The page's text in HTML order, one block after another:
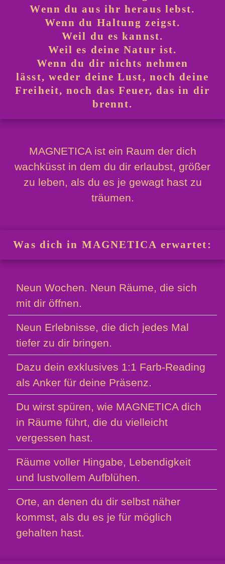
Wenn du aus ihr heraus lebst.
Wenn du Haltung zeigst.
Weil du es kannst.
Weil es deine Natur ist.
Wenn du dir nichts nehmen
lässt, weder deine Lust, noch deine
Freiheit, noch das Feuer, das in dir
brennt.
MAGNETICA ist ein Raum der dich
wachküsst in dem du dir erlaubst, größer
zu leben, als du es je gewagt hast zu
träumen.
Was dich in MAGNETICA erwartet:
Neun Wochen. Neun Räume, die sich
mit dir öffnen.
Neun Erlebnisse, die dich jedes Mal
tiefer zu dir bringen.
Dazu dein exklusives 1:1 Farb-Reading
als Anker für deine Präsenz.
Du wirst spüren, wie MAGNETICA dich
in Räume führt, die du vielleicht
vergessen hast.
Räume voller Hingabe, Lebendigkeit
und lustvollem Aufblühen.
Orte, an denen du dir selbst näher
kommst, als du es je für möglich
gehalten hast.